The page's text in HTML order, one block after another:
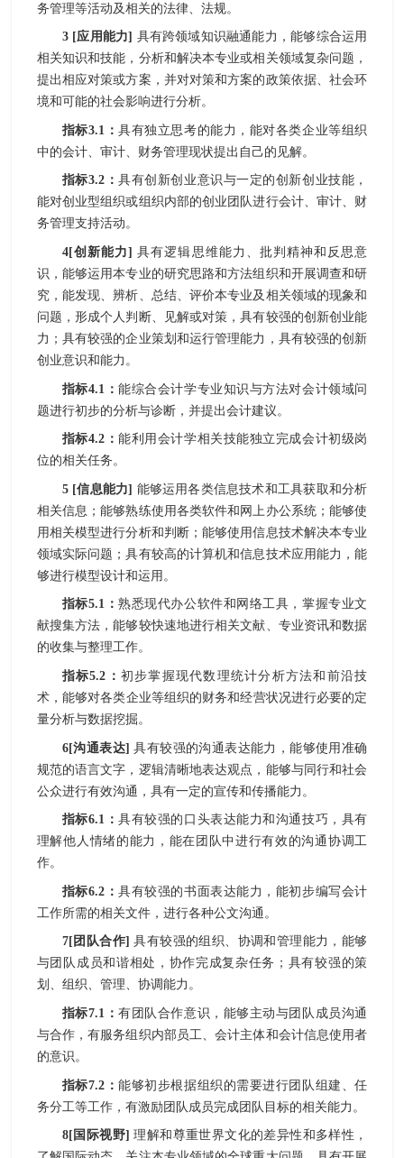
务管理等活动及相关的法律、法规。
3 [应用能力] 具有跨领域知识融通能力，能够综合运用
相关知识和技能，分析和解决本专业或相关领域复杂问题，
提出相应对策或方案，并对对策和方案的政策依据、社会环
境和可能的社会影响进行分析。
指标3.1 ：具有独立思考的能力，能对各类企业等组织
中的会计、审计、财务管理现状提出自己的见解。
指标3.2 ：具有创新创业意识与一定的创新创业技能，
能对创业型组织或组织内部的创业团队进行会计、审计、财
务管理支持活动。
4[创新能力]具有逻辑思维能力、批判精神和反思意
识，能够运用本专业的研究思路和方法组织和开展调查和研
究，能发现、辨析、总结、评价本专业及相关领域的现象和
问题，形成个人判断、见解或对策，具有较强的创新创业能
力；具有较强的企业策划和运行管理能力，具有较强的创新
创业意识和能力。
指标4.1 ：能综合会计学专业知识与方法对会计领域问
题进行初步的分析与诊断，并提出会计建议 。
指标4.2 ：能利用 会计学相关技能独立完成会计初级岗
位的相关任务。
5 [信息能力] 能够运用各类信息技术和工具获取和分析
相关信息；能够熟练使用各类软件和网上办公系统；能够使
用相关模型进行分析和判断；能够使用信息技术解决本专业
领域实际问题；具有较高的计算机和信息技术应用能力，能
够进行模型设计和运用。
指标5.1 ：熟悉现代办公软件和网络工具，掌握专业文
献搜集方法，能够较快速地进行相关文献、专业资讯和数据
的收集与整理工作。
指标5.2 ： 初步掌握现代数理统计分析方法和 前沿技
术，能够对各类企业等组织的财务和经营状况进行必要的定
量分析与数据挖掘。
6[沟通表达]具有较强的沟通表达能力，能够使用准确
规范的语言文字，逻辑清晰地表达观点，能够与同行和社会
公众进行有效沟通，具有一定的宣传和传播能力。
指标6.1 ：具有较强的口头表达能力和沟通技巧，具有
理解他人情绪的能力，能在团队中进行有效的沟通协调工
作。
指标6.2 ：具有较强的书面表达能力，能初步编写会计
工作所需的相关文件，进行各种公文沟通。
7[ 团队合作]具有较强的组织、协调和管理能力，能够
与团队成员和谐相处，协作完成复杂任务；具有较强的策
划、组织、管理、协调能力。
指标7.1 ：有团队合作意识，能够主动与团队成员沟通
与合作，有服务组织内部员工、会计主体和会计信息使用者
的意识。
指标7.2 ：能够初步根据组织的需要进行团队组建、任
务分工等工作，有激励团队成员完成团队目标的相关能力 。
8[ 国际视野]理解和尊重世界文化的差异性和多样性，